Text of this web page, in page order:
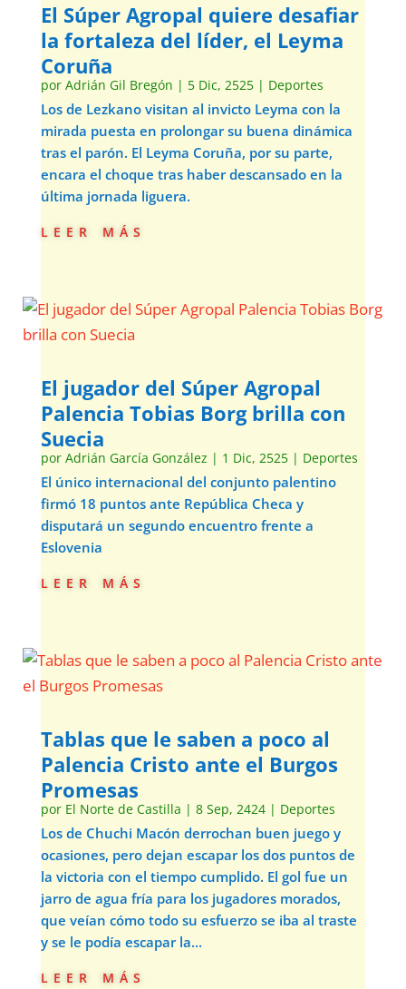
El Súper Agropal quiere desafiar
la fortaleza del líder, el Leyma
Coruña
por Adrián Gil Bregón | 5 Dic, 2525| Deportes
Los de Lezkano visitan al invicto Leyma con la
mirada puesta en prolongar su buena dinámica
tras el parón. El Leyma Coruña, por su parte,
encara el choque tras haber descansado en la
última jornada liguera.
leer más
El jugador del Súper Agropal
Palencia Tobias Borg brilla con
Suecia
por Adrián García González | 1 Dic, 2525| Deportes
El único internacional del conjunto palentino
firmó 18 puntos ante República Checa y
disputará un segundo encuentro frente a
Eslovenia
leer más
Tablas que le saben a poco al
Palencia Cristo ante el Burgos
Promesas
por El Norte de Castilla | 8 Sep, 2424| Deportes
Los de Chuchi Macón derrochan buen juego y
ocasiones, pero dejan escapar los dos puntos de
la victoria con el tiempo cumplido. El gol fue un
jarro de agua fría para los jugadores morados,
que veían cómo todo su esfuerzo se iba al traste
y se le podía escapar la...
leer más